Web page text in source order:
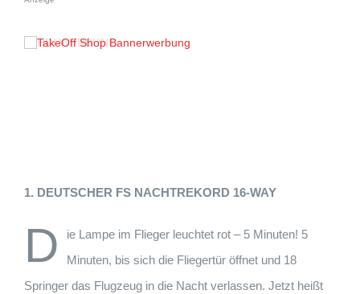
1. DEUTSCHER FS NACHTREKORD 16-WAY
D
ie Lampe im Flieger leuchtet rot – 5 Minuten! 5
Minuten, bis sich die Fliegertür öffnet und 18
Springer das Flugzeug in die Nacht verlassen. Jetzt heißt